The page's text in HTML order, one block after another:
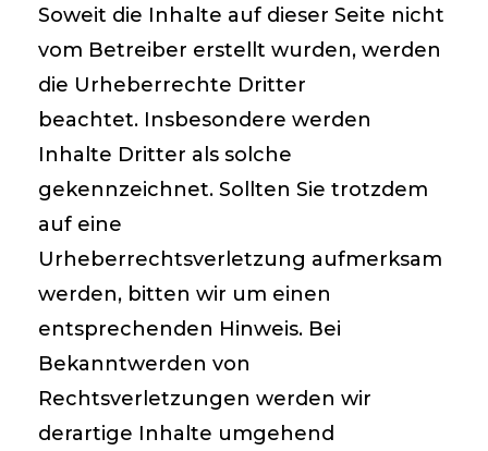
Soweit die Inhalte auf dieser Seite nicht
vom Betreiber erstellt wurden, werden
die Urheberrechte Dritter
beachtet. Insbesondere werden
Inhalte Dritter als solche
gekennzeichnet. Sollten Sie trotzdem
auf eine
Urheberrechtsverletzung aufmerksam
werden, bitten wir um einen
entsprechenden Hinweis. Bei
Bekanntwerden von
Rechtsverletzungen werden wir
derartige Inhalte umgehend